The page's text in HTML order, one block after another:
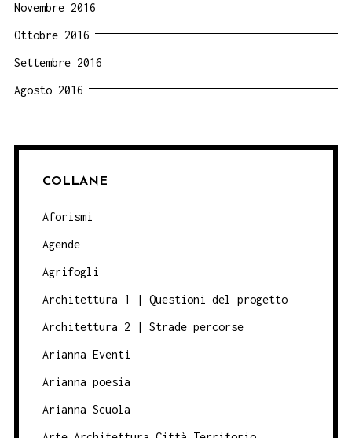
Novembre 2016
Ottobre 2016
Settembre 2016
Agosto 2016
COLLANE
Aforismi
Agende
Agrifogli
Architettura 1 | Questioni del progetto
Architettura 2 | Strade percorse
Arianna Eventi
Arianna poesia
Arianna Scuola